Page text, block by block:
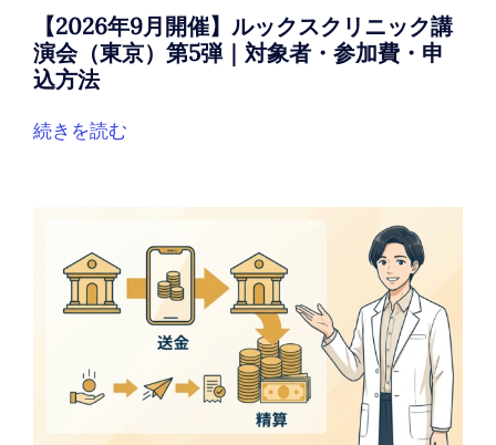
【2026年9月開催】ルックスクリニック講
演会（東京）第5弾｜対象者・参加費・申
込方法
続きを読む